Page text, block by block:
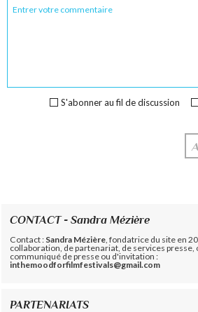
S'abonner au fil de discussion
CONTACT - Sandra Mézière
Contact : Sandra Mézière , fondatrice du site en
collaboration, de partenariat, de services presse,
communiqué de presse ou d'invitation :
inthemoodforfilmfestivals@gmail.com
PARTENARIATS